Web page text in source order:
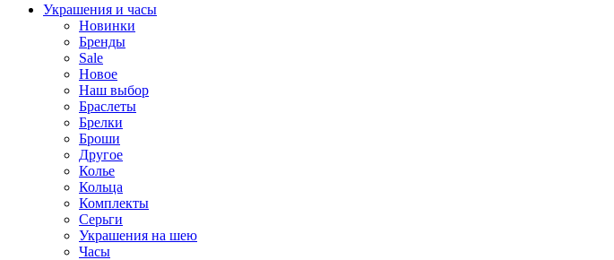
Украшения и часы
Новинки
Бренды
Sale
Новое
Наш выбор
Браслеты
Брелки
Броши
Другое
Колье
Кольца
Комплекты
Серьги
Украшения на шею
Часы